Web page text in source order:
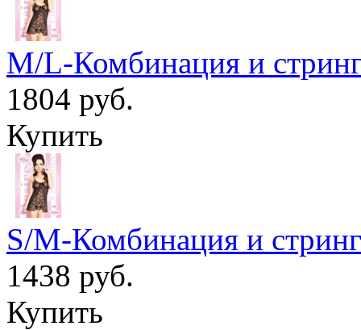
M/L-Комбинация и
1804 руб.
Купить
S/M-Комбинация и
1438 руб.
Купить